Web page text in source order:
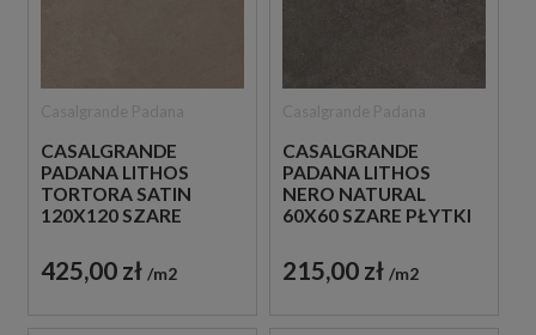
CASALGRANDE
PADANA LITHOS
TORTORA SATIN
120X120 SZARE
425,00 zł m2
CASALGRANDE
PADANA LITHOS
NERO NATURAL
60X60 SZARE PŁYTKI
215,00 zł m2